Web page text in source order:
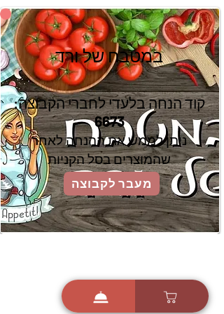
במטבח של ורד
קוד הנחה בלעדי לחברי הקבוצה:
6673
ניתן לממש את ההנחה לאחר
שהמוצרים בסל הקניות
מעבר לקבוצה